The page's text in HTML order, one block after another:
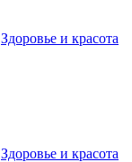
Здоровье и красота
Здоровье и красота